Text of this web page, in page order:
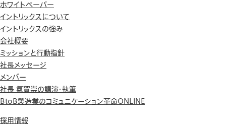
ホワイトペーパー
イントリックスについて
イントリックスの強み
会社概要
ミッションと行動指針
社長メッセージ
メンバー
社長 氣賀崇の講演・執筆
BtoB製造業のコミュニケーション革命ONLINE
採用情報